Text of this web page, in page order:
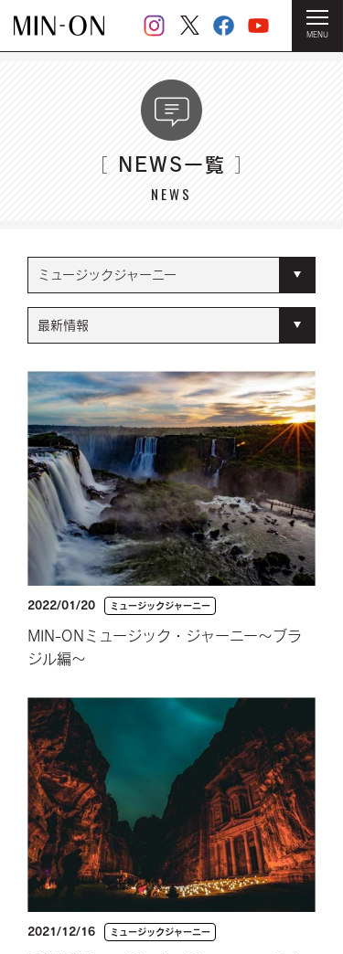
MENU
［ NEWS一覧 ］
NEWS
2022/01/20 ミュージックジャーニー
MIN-ONミュージック・ジャーニー～ブラ
ジル編～
2021/12/16 ミュージックジャーニー